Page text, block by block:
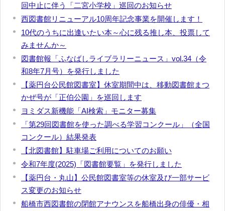
回中止に伴う「二宮小学校」巡回のお知らせ
西図書館リニューアル10周年記念事業を開催します！
10代のうちに出逢いたい本～心に残る推し本、投票して
みませんか～
図書館報「ふなばしライブラリーニュース」vol.34（令
和8年7月号）を発行しました
【薬円台公民館図書室】休室期間中は、移動図書館まつ
かぜ号が「正伯公園」を巡回します
ヨミダス新機能「AI検索」モニター募集
「第29回図書館を使った調べる学習コンクール」（全国
コンクール）結果発表
【北図書館】駐車場ご利用についてのお願い
令和7年度(2025)「図書館要覧」を発行しました
【薬円台・丸山】公民館図書室等の休室及び一部サービ
ス変更のお知らせ
船橋市西図書館の閉館アナウンスを船橋出身の俳優・相